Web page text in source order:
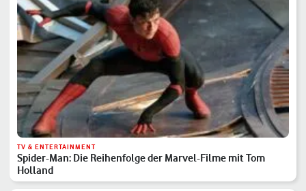
TV & ENTERTAINMENT
Spider-Man: Die Reihenfolge der Marvel-Filme mit Tom
Holland